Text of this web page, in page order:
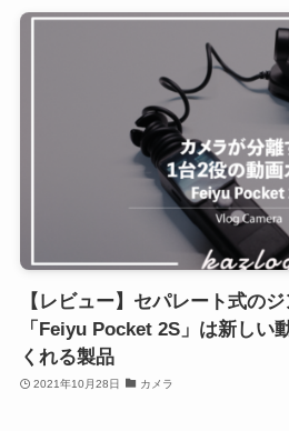
【レビュー】セパレート式の
「Feiyu Pocket 2S」は新しい
くれる製品
2021年10月28日 カメラ